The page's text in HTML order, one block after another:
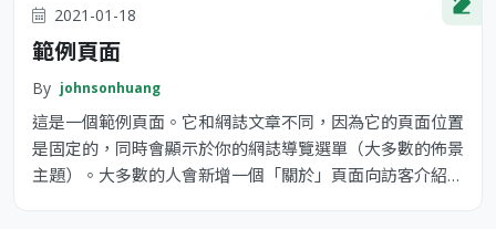
2021-01-18
範例頁面
By johnsonhuang
這是一個範例頁面。它和網誌文章不同，因為它的頁面位置
是固定的，同時會顯示於你的網誌導覽選單（大多數的佈景
主題）。大多數的人會新增一個「關於」頁面向訪客介紹自